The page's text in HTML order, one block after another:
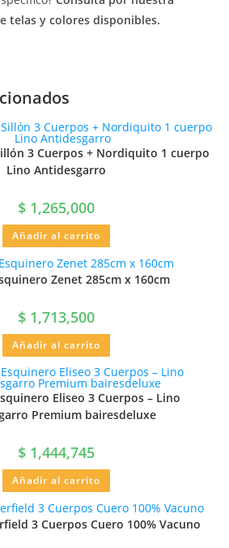
telas y colores disponibles.
3 Cuerpos + Nordiquito 1 cuerpo
Lino Antidesgarro
$1,265,000
Añadir al carrito
Zenet 285cm x 160cm
$1,713,500
Añadir al carrito
Eliseo 3 Cuerpos – Lino
Premium bairesdeluxe
$1,444,745
Añadir al carrito
3 Cuerpos Cuero 100% Vacuno